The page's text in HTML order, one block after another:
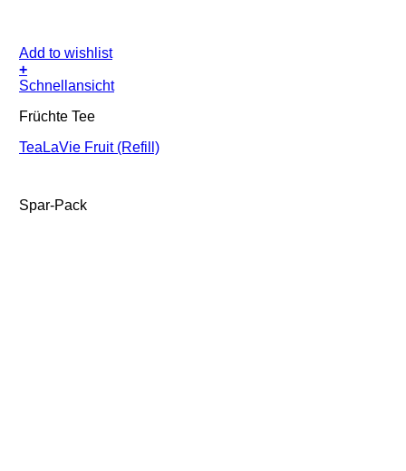
Add to wishlist
+
Schnellansicht
Früchte Tee
TeaLaVie Fruit (Refill)
Spar-Pack